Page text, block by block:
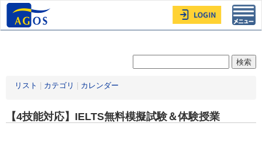
リスト カテゴリ カレンダー
【4技能対応】IELTS無料模擬試験＆体験授業